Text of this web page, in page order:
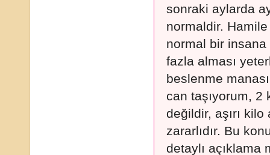
sonraki aylarda
normaldir.
normal bir
fazla alması
beslenme
can taşıyorum, 2
değildir, aşırı
zararlıdır. Bu
detaylı açıklama